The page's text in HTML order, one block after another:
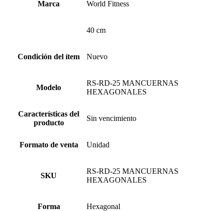
Marca World Fitness
40 cm
Condición del ítem Nuevo
Modelo
RS-RD-25 MANCUERNAS
HEXAGONALES
Características del
producto
Sin vencimiento
Formato de venta Unidad
SKU
RS-RD-25 MANCUERNAS
HEXAGONALES
Forma Hexagonal